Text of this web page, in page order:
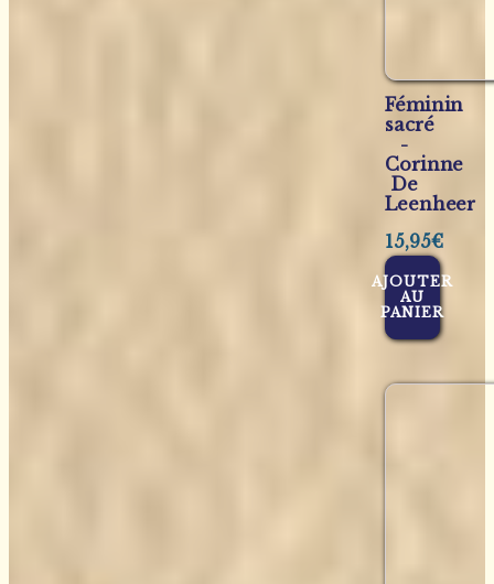
Féminin
sacré
-
Corinne
De
Leenheer
15,95€
AJOUTER
AU
PANIER